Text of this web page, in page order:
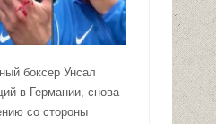
боксер Унсал
в Германии, снова
со стороны